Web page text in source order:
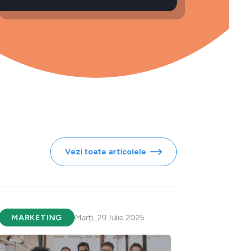
Vezi toate articolele
MARKETING Marți, 29 Iulie 2025